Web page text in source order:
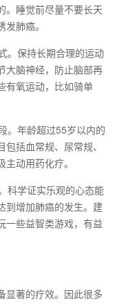
。睡觉前尽量不要长天
肺癌。
。保持长期合理的运动
大脑神经，防止脑部再
有氧运动，比如骑单
。年龄超过55岁以内的
括血常规、尿常规、
动用药化疗。
科学证实乐观的心态能
到增加肺癌的发生。建
一些益智类游戏，有益
显著的疗效。因此很多